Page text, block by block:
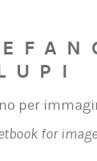
per
for